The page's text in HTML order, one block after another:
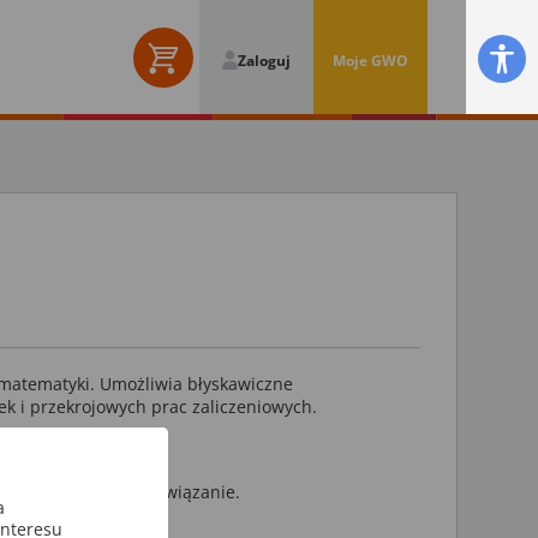
Zaloguj Moje GWO
Umożliwia błyskawiczne
i przekrojowych prac zaliczeniowych.
na ich rozwiązanie.